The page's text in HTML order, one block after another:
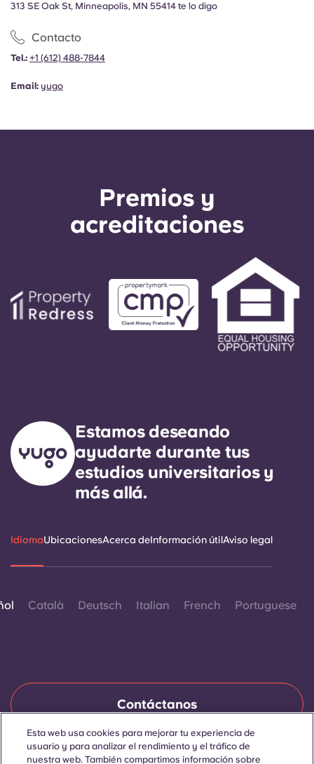
313 SE Oak St, Minneapolis, MN 55414 te lo digo
Contacto
Tel.: +1 (612) 488-7844
Email: yugo
Premios y
acreditaciones
Estamos deseando
ayudarte durante tus
estudios universitarios y
más allá.
IdiomaUbicacionesAcerca deInformación útilAviso legal
Català Deutsch Italian French Portuguese
Contáctanos
© 2026. Todos los derechos reservados.
Esta web usa cookies para mejorar tu experiencia de
usuario y para analizar el rendimiento y el tráfico de
nuestra web. También compartimos información sobre